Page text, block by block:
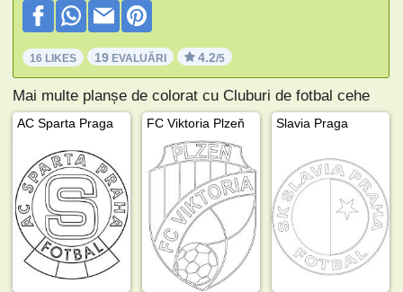
16 LIKES 19 EVALUĂRI 4.2/5
Mai multe planșe de colorat cu Cluburi de fotbal cehe
AC Sparta Praga FC Viktoria Plzeň Slavia Praga